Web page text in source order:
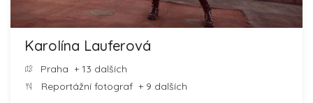
Karolína Lauferová
Praha + 13 dalších
Reportážní fotograf + 9 dalších